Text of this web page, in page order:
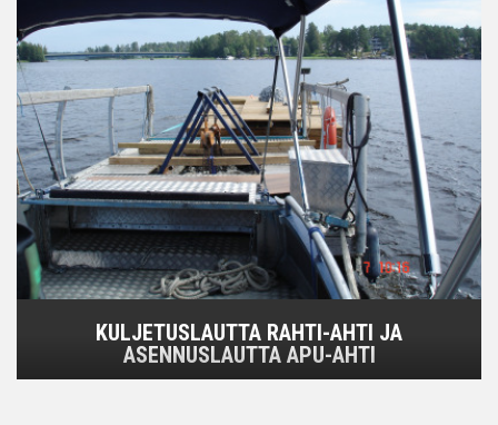
KULJETUSLAUTTA RAHTI-AHTI JA
ASENNUSLAUTTA APU-AHTI